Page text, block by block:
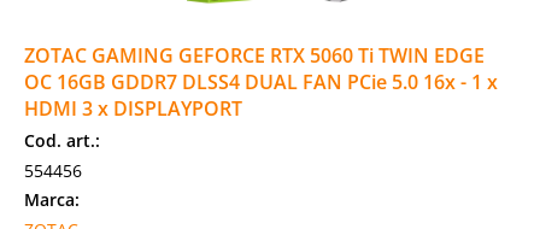
ZOTAC GAMING GEFORCE RTX 5060 Ti TWIN EDGE
OC 16GB GDDR7 DLSS4 DUAL FAN PCie 5.0 16x - 1 x
HDMI 3 x DISPLAYPORT
Cod. art.:
554456
Marca: